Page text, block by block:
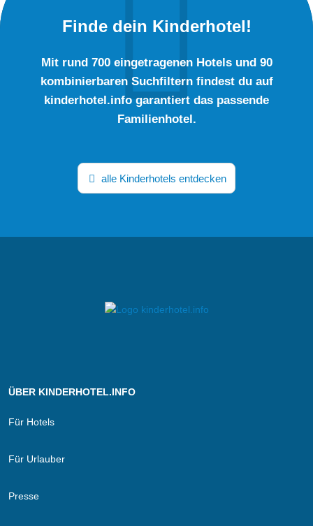
Finde dein Kinderhotel!
Mit rund 700 eingetragenen Hotels und 90
kombinierbaren Suchfiltern findest du auf
kinderhotel.info garantiert das passende
Familienhotel.
alle Kinderhotels entdecken
ÜBER KINDERHOTEL.INFO
Für Hotels
Für Urlauber
Presse